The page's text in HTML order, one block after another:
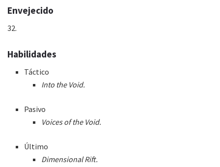
Envejecido
32.
Habilidades
Táctico
Into the Void.
Pasivo
Voices of the Void.
Último
Dimensional Rift.